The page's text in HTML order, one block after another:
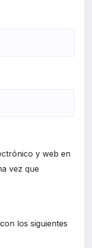
y web en
vez que
los siguientes